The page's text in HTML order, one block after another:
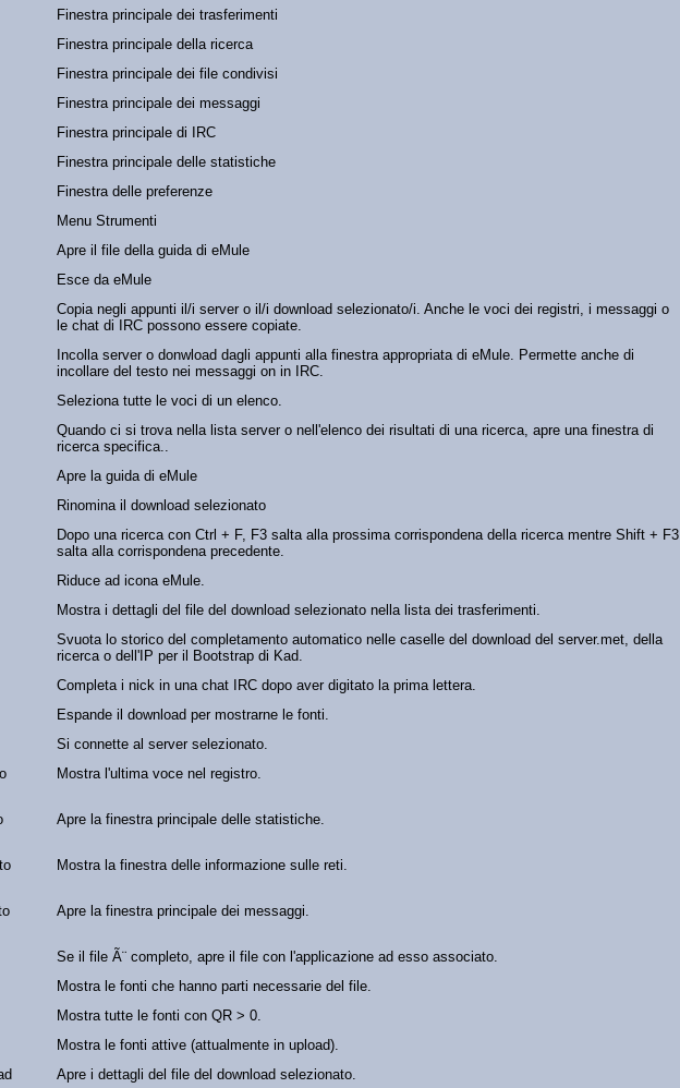
Finestra principale dei trasferimenti
Finestra principale della ricerca
Finestra principale dei file condivisi
Finestra principale dei messaggi
Finestra principale di IRC
Finestra principale delle statistiche
Finestra delle preferenze
Menu Strumenti
Apre il file della guida di eMule
Esce da eMule
Copia negli appunti il/i server o il/i download selezionato/i. Anche le voci dei registri, i messaggi o
le chat di IRC possono essere copiate.
Incolla server o donwload dagli appunti alla finestra appropriata di eMule. Permette anche di
incollare del testo nei messaggi on in IRC.
Seleziona tutte le voci di un elenco.
Quando ci si trova nella lista server o nell'elenco dei risultati di una ricerca, apre una finestra di
ricerca specifica..
Apre la guida di eMule
Rinomina il download selezionato
Dopo una ricerca con Ctrl + F, F3 salta alla prossima corrispondena della ricerca mentre Shift + F3
salta alla corrispondena precedente.
Riduce ad icona eMule.
Mostra i dettagli del file del download selezionato nella lista dei trasferimenti.
Svuota lo storico del completamento automatico nelle caselle del download del server.met, della
ricerca o dell'IP per il Bootstrap di Kad.
Completa i nick in una chat IRC dopo aver digitato la prima lettera.
Espande il download per mostrarne le fonti.
Si connette al server selezionato.
Mostra l'ultima voce nel registro.
Apre la finestra principale delle statistiche.
Mostra la finestra delle informazione sulle reti.
Apre la finestra principale dei messaggi.
Se il file Ã¨ completo, apre il file con l'applicazione ad esso associato.
Mostra le fonti che hanno parti necessarie del file.
Mostra tutte le fonti con QR > 0.
Mostra le fonti attive (attualmente in upload).
Apre i dettagli del file del download selezionato.